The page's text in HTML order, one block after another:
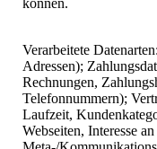
können.
Verarbeitete
Adressen);
Rechnungen,
Telefonnummern);
Laufzeit,
Webseiten, Interesse